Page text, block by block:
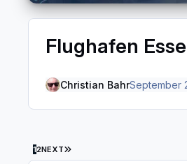
Flughafen
Christian BahrSeptember
12NEXT LAST PAGE